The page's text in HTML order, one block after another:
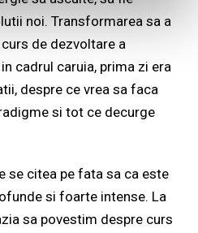
noi. Transformarea sa a
de dezvoltare a
cadrul caruia, prima zi era
despre ce vrea sa faca
si tot ce decurge
se citea pe fata sa ca este
si foarte intense. La
sa povestim despre curs